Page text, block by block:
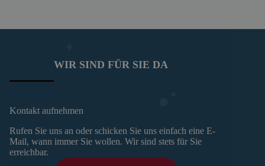
WIR SIND FÜR SIE DA
Kontakt aufnehmen
Rufen Sie uns an oder schicken Sie uns einfach eine E-
Mail, wann immer Sie wollen. Wir sind stets für Sie
erreichbar.